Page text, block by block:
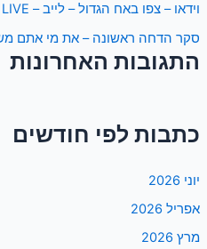
וידאו – צפו באח הגדול – לייב – LIVE
סקר הדחה ראשונה – את מי אתם
התגובות האחרונות
כתבות לפי חודשים
יוני 2026
אפריל 2026
מרץ 2026